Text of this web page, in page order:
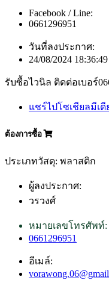
Facebook / Line:
0661296951
วันที่ลงประกาศ:
24/08/2024 18:36:49
รับซื้อไวนิล ติดต่อเบอร์
แชร์ไปโซเชียลมีเดี
ต้องการซื้อ
ประเภทวัสดุ: พลาสติก
ผู้ลงประกาศ:
วรวงศ์
หมายเลขโทรศัพท์:
0661296951
อีเมล์: